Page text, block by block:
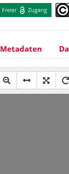
Freier Zugang
Metadaten